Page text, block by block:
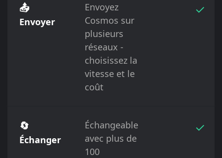
📤
Envoyer
Envoyez
Cosmos sur
plusieurs
réseaux -
choisissez la
vitesse et le
coût
✓
🔄
Échanger
Échangeable
avec plus de
100
✓